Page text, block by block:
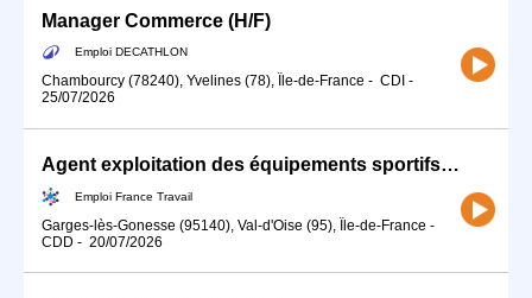
Manager Commerce (H/F)
Emploi DECATHLON
Chambourcy (78240), Yvelines (78), Île-de-France - CDI -
25/07/2026
Agent exploitation des équipements sportifs (H/F)
Emploi France Travail
Garges-lès-Gonesse (95140), Val-d'Oise (95), Île-de-France -
CDD - 20/07/2026